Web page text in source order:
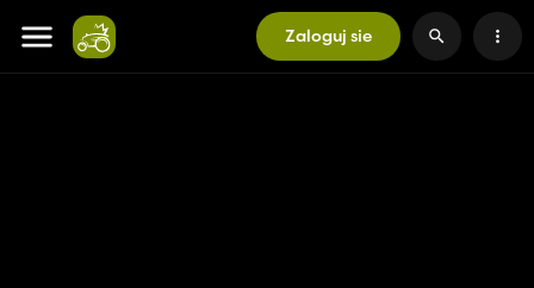
Zaloguj sie